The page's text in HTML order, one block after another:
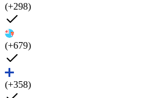
(+298)
(+679)
(+358)